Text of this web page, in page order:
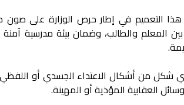
التعميم في إطار حرص الوزارة على صون
بين المعلم والطالب، وضمان بيئة مدرسية
شكل من أشكال الاعتداء الجسدي أو
العقابية المؤذية أو المهينة.